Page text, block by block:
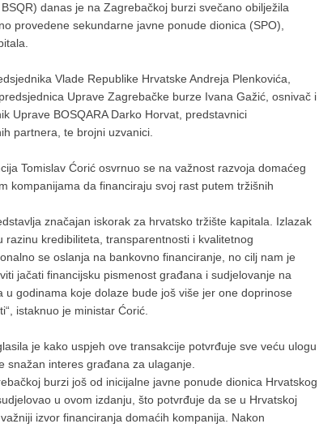
danas je na Zagrebačkoj burzi svečano obilježila
provedene sekundarne javne ponude dionica (SPO),
Vlade Republike Hrvatske Andreja Plenkovića,
Uprave Zagrebačke burze Ivana Gažić, osnivač i
Uprave BOSQARA Darko Horvat, predstavnici
partnera, te brojni uzvanici.
Tomislav Ćorić osvrnuo se na važnost razvoja domaćeg
kompanijama da financiraju svoj rast putem tržišnih
značajan iskorak za hrvatsko tržište kapitala. Izlazak
kredibiliteta, transparentnosti i kvalitetnog
se oslanja na bankovno financiranje, no cilj nam je
jačati financijsku pismenost građana i sudjelovanje na
godinama koje dolaze bude još više jer one doprinose
istaknuo je ministar Ćorić.
je kako uspjeh ove transakcije potvrđuje sve veću ulogu
interes građana za ulaganje.
burzi još od inicijalne javne ponude dionica Hrvatskog
u ovom izdanju, što potvrđuje da se u Hrvatskoj
izvor financiranja domaćih kompanija. Nakon